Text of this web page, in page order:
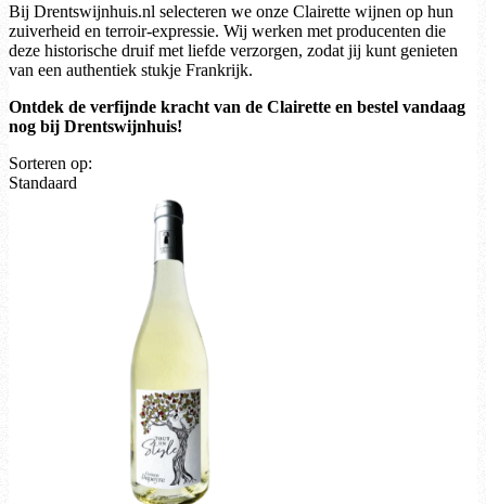
Bij Drentswijnhuis.nl selecteren we onze Clairette wijnen op hun
zuiverheid en terroir-expressie. Wij werken met producenten die
deze historische druif met liefde verzorgen, zodat jij kunt genieten
van een authentiek stukje Frankrijk.
Ontdek de verfijnde kracht van de Clairette en bestel vandaag
nog bij Drentswijnhuis!
Sorteren op:
Standaard